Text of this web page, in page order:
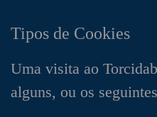
Tipos de Cookies
Uma visita ao
alguns, ou os